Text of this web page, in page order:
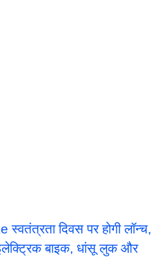
दिवस पर होगी लॉन्च,
बाइक, धांसू लुक और